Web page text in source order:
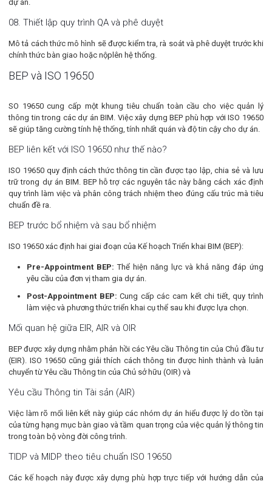
dự án.
08. Thiết lập quy trình QA và phê duyệt
Mô tả cách thức mô hình sẽ được kiểm tra, rà soát và phê duyệt trước khi
chính thức bàn giao hoặc nộplên hệ thống.
BEP và ISO 19650
SO 19650 cung cấp một khung tiêu chuẩn toàn cầu cho việc quản lý
thông tin trong các dự án BIM. Việc xây dựng BEP phù hợp với ISO 19650
sẽ giúp tăng cường tính hệ thống, tính nhất quán và độ tin cậy cho dự án.
BEP liên kết với ISO 19650 như thế nào?
ISO 19650 quy định cách thức thông tin cần được tạo lập, chia sẻ và lưu
trữ trong dự án BIM. BEP hỗ trợ các nguyên tắc này bằng cách xác định
quy trình làm việc và phân công trách nhiệm theo đúng cấu trúc mà tiêu
chuẩn đề ra.
BEP trước bổ nhiệm và sau bổ nhiệm
ISO 19650 xác định hai giai đoạn của Kế hoạch Triển khai BIM (BEP):
Pre-Appointment BEP: Thể hiện năng lực và khả năng đáp ứng
yêu cầu của đơn vị tham gia dự án.
Post-Appointment BEP: Cung cấp các cam kết chi tiết, quy trình
làm việc và phương thức triển khai cụ thể sau khi được lựa chọn.
Mối quan hệ giữa EIR, AIR và OIR
BEP được xây dựng nhằm phản hồi các Yêu cầu Thông tin của Chủ đầu tư
(EIR). ISO 19650 cũng giải thích cách thông tin được hình thành và luân
chuyển từ Yêu cầu Thông tin của Chủ sở hữu (OIR) và
Yêu cầu Thông tin Tài sản (AIR)
Việc làm rõ mối liên kết này giúp các nhóm dự án hiểu được lý do tồn tại
của từng hạng mục bàn giao và tầm quan trọng của việc quản lý thông tin
trong toàn bộ vòng đời công trình.
TIDP và MIDP theo tiêu chuẩn ISO 19650
Các kế hoạch này được xây dựng phù hợp trực tiếp với hướng dẫn của